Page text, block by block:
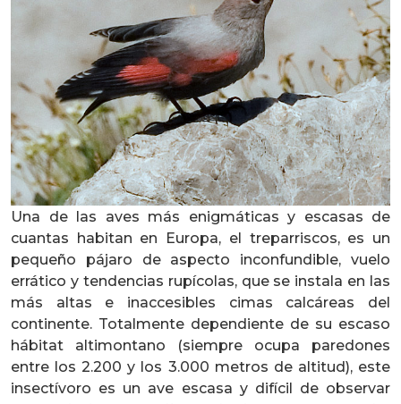
Una de las aves más enigmáticas y escasas de
cuantas habitan en Europa, el treparriscos, es un
pequeño pájaro de aspecto inconfundible, vuelo
errático y tendencias rupícolas, que se instala en las
más altas e inaccesibles cimas calcáreas del
continente. Totalmente dependiente de su escaso
hábitat altimontano (siempre ocupa paredones
entre los 2.200 y los 3.000 metros de altitud), este
insectívoro es un ave escasa y difícil de observar